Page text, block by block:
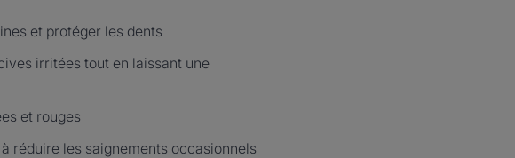
et protéger les dents
irritées tout en laissant une
et rouges
réduire les saignements occasionnels